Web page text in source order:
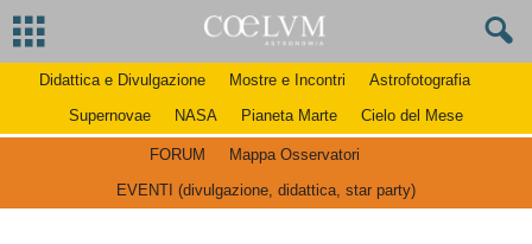
Didattica e Divulgazione Mostre e Incontri
Astrofotografia
Supernovae
NASA Pianeta Marte Cielo del Mese
FORUM
Mappa Osservatori
EVENTI (divulgazione, didattica, star party)